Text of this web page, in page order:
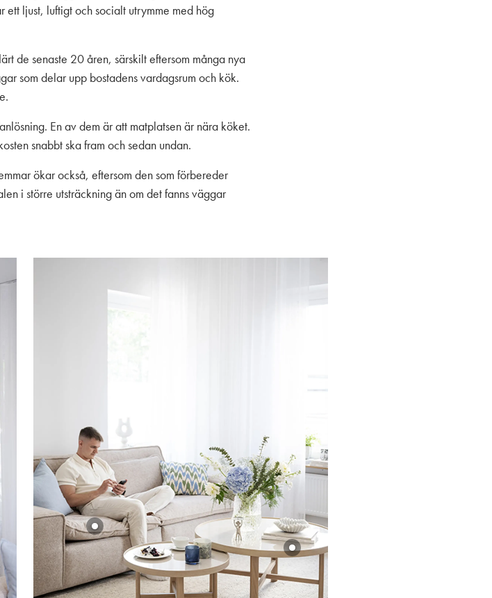
ljust, luftigt och socialt utrymme med hög
de senaste 20 åren, särskilt eftersom många nya
som delar upp bostadens vardagsrum och kök.
En av dem är att matplatsen är nära köket.
snabbt ska fram och sedan undan.
ökar också, eftersom den som förbereder
i större utsträckning än om det fanns väggar